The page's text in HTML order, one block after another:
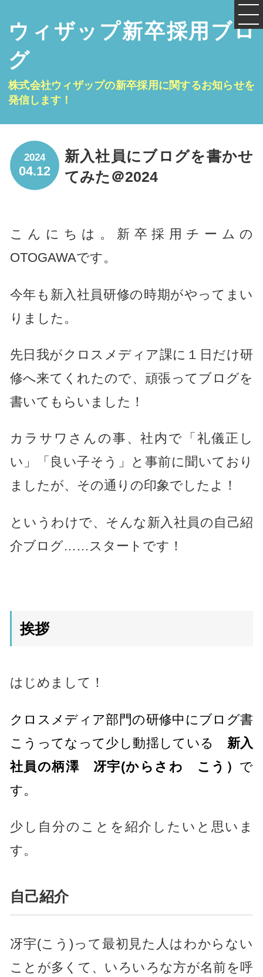
ウィザップ新卒採用ブロ
グ
株式会社ウィザップの新卒採用に関するお知らせを
発信します！
2024
04.12
新入社員にブログを書かせ
てみた＠2024
こんにちは。新卒採用チームの
OTOGAWAです。
今年も新入社員研修の時期がやってまい
りました。
先日我がクロスメディア課に１日だけ研
修へ来てくれたので、頑張ってブログを
書いてもらいました！
カラサワさんの事、社内で「礼儀正し
い」「良い子そう」と事前に聞いており
ましたが、その通りの印象でしたよ！
というわけで、そんな新入社員の自己紹
介ブログ……スタートです！
挨拶
はじめまして！
クロスメディア部門の研修中にブログ書
こうってなって少し動揺している 新入
社員の柄澤 冴宇(からさわ こう） で
す。
少し自分のことを紹介したいと思いま
す。
自己紹介
冴宇(こう)って最初見た人はわからない
ことが多くて、いろいろな方が名前を呼